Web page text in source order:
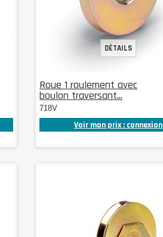
Roue 1 roulement avec
boulon traversant...
718V
Voir mon prix : connexion
DÉTAILS